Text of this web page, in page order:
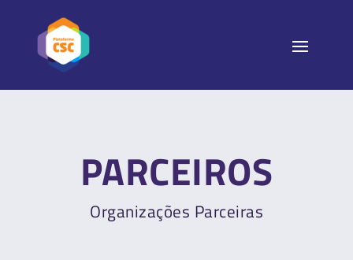
PARCEIROS
Organizações Parceiras